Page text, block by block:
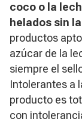
coco o la
helados sin
productos
azúcar de la
siempre el
Intolerantes a
producto es
con